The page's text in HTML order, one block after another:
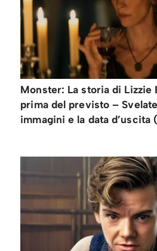
Monster: La storia di Lizzie
prima del previsto –
immagini e la data d’uscita